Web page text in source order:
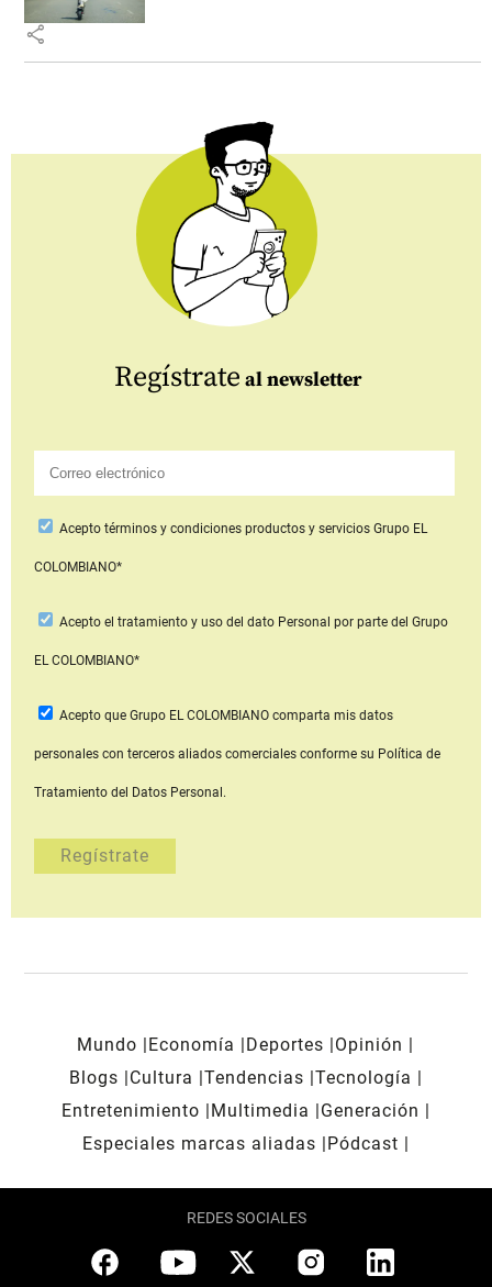
share
Regístrate al newsletter
Aceptotérminos y condiciones productos y serviciosGrupo EL
COLOMBIANO*
Acepto el tratamiento y uso del dato Personal por parte del Grupo
EL COLOMBIANO*
Acepto que Grupo EL COLOMBIANOcomparta mis datos
personales con terceros aliados comerciales conforme su Política de
Tratamiento del Datos Personal.
Mundo Economía Deportes
Opinión
Blogs
Cultura Tendencias Tecnología
Entretenimiento
Multimedia
Generación
Especiales marcas aliadas
Pódcast
REDES SOCIALES